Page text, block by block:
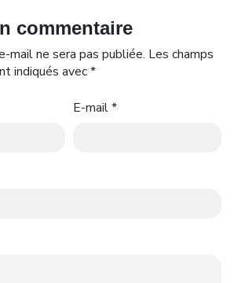
commentaire
mail ne sera pas publiée. Les champs
indiqués avec*
E-mail*